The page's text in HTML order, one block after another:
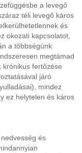
a levegő
téli levegő káros
és
okozati kapcsolatot,
a többségünk
megtámad
krónikus fertőzése
járó
mindez
ez helytelen és káros
és